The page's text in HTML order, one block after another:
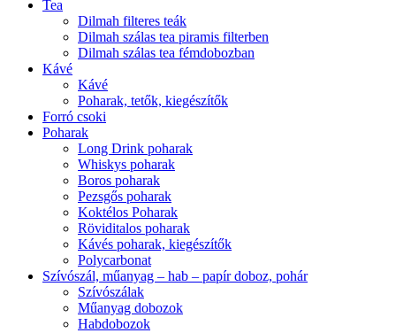
Tea
Dilmah filteres teák
Dilmah szálas tea piramis filterben
Dilmah szálas tea fémdobozban
Kávé
Kávé
Poharak, tetők, kiegészítők
Forró csoki
Poharak
Long Drink poharak
Whiskys poharak
Boros poharak
Pezsgős poharak
Koktélos Poharak
Röviditalos poharak
Kávés poharak, kiegészítők
Polycarbonat
Szívószál, műanyag – hab – papír doboz, pohár
Szívószálak
Műanyag dobozok
Habdobozok